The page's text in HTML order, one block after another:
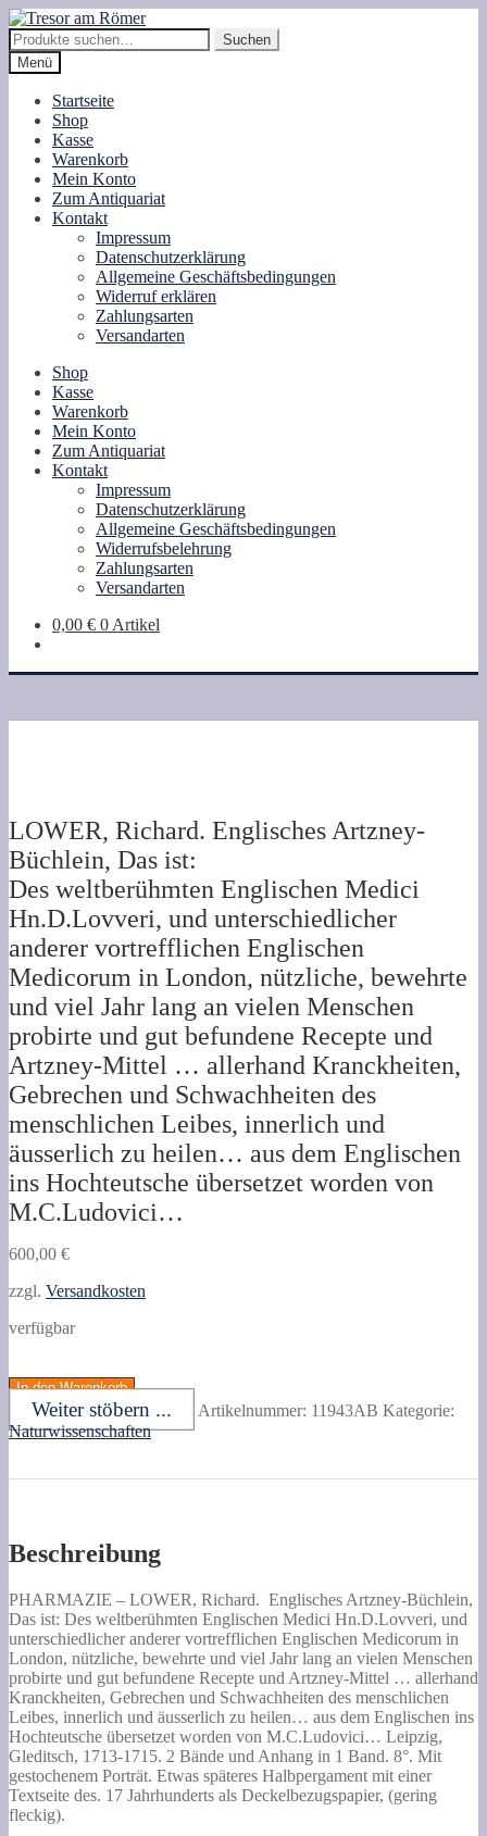
Zur
Navigation
springen
Zum
Inhalt
springen
Suche
nach:
Suchen
Menü
Startseite
Shop
Kasse
Warenkorb
Mein Konto
Zum Antiquariat
Kontakt
Impressum
Datenschutzerklärung
Allgemeine Geschäftsbedingungen
Widerruf erklären
Zahlungsarten
Versandarten
Shop
Kasse
Warenkorb
Mein Konto
Zum Antiquariat
Kontakt
Impressum
Datenschutzerklärung
Allgemeine Geschäftsbedingungen
Widerrufsbelehrung
Zahlungsarten
Versandarten
0,00 € 0 Artikel
LOWER, Richard. Englisches Artzney-
Büchlein, Das ist:
Des weltberühmten Englischen Medici
Hn.D.Lovveri, und unterschiedlicher
anderer vortrefflichen Englischen
Medicorum in London, nützliche, bewehrte
und viel Jahr lang an vielen Menschen
probirte und gut befundene Recepte und
Artzney-Mittel … allerhand Kranckheiten,
Gebrechen und Schwachheiten des
menschlichen Leibes, innerlich und
äusserlich zu heilen… aus dem Englischen
ins Hochteutsche übersetzet worden von
M.C.Ludovici…
600,00 €
zzgl. Versandkosten
verfügbar
Richard.
Englisches
Artzney-
Büchlein,
ist:
Englischen
Medici
und
unterschiedlicher
anderer
vortrefflichen
Englischen
Medicorum
in
London,
nützliche,
bewehrte
und
viel
In den Warenkorb
Weiter stöbern ... Artikelnummer: 11943AB Kategorie:
Naturwissenschaften
Beschreibung
PHARMAZIE – LOWER, Richard. Englisches Artzney-Büchlein,
Das ist: Des weltberühmten Englischen Medici Hn.D.Lovveri, und
unterschiedlicher anderer vortrefflichen Englischen Medicorum in
London, nützliche, bewehrte und viel Jahr lang an vielen Menschen
probirte und gut befundene Recepte und Artzney-Mittel … allerhand
Kranckheiten, Gebrechen und Schwachheiten des menschlichen
Leibes, innerlich und äusserlich zu heilen… aus dem Englischen ins
Hochteutsche übersetzet worden von M.C.Ludovici… Leipzig,
Gleditsch, 1713-1715. 2 Bände und Anhang in 1 Band. 8°. Mit
gestochenem Porträt. Etwas späteres Halbpergament mit einer
Textseite des. 17 Jahrhunderts als Deckelbezugspapier, (gering
fleckig).